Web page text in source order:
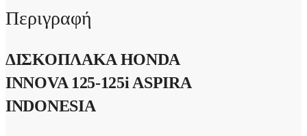
Περιγραφή
ΔΙΣΚΟΠΛΑΚΑ HONDA
INNOVA 125-125i ASPIRA
INDONESIA